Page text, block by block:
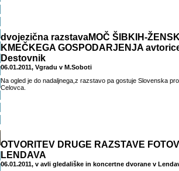
dvojezična razstavaMOČ ŠIBKIH-
KMEČKEGA GOSPODARJENJA
Destovnik
06.01.2011, Vgradu v M.Soboti
Na ogled je do nadaljnega,z razstavo pa gostuje Slovenska
Celovca.
OTVORITEV DRUGE RAZSTAVE
LENDAVA
06.01.2011, v avli gledališke in koncertne dvorane v